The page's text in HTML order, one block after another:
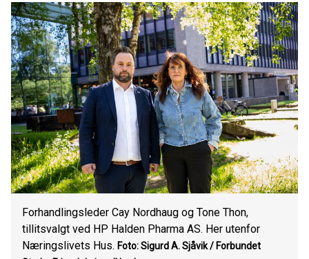
Forhandlingsleder Cay Nordhaug og Tone Thon,
tillitsvalgt ved HP Halden Pharma AS. Her utenfor
Næringslivets Hus. Foto: Sigurd A. Sjåvik / Forbundet